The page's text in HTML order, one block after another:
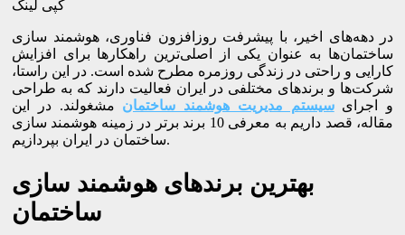
کپی لینک
در دهه‌های اخیر، با پیشرفت روزافزون فناوری، هوشمند سازی
ساختمان‌ها به عنوان یکی از اصلی‌ترین راهکارها برای افزایش
کارایی و راحتی در زندگی روزمره مطرح شده است. در این راستا،
شرکت‌ها و برندهای مختلفی در ایران فعالیت دارند که به طراحی
و اجرایسیستم‌ مدیریت هوشمند ساختمان مشغولند. در این
مقاله، قصد داریم به معرفی 10 برند برتر در زمینه هوشمند سازی
ساختمان در ایران بپردازیم.
بهترین برندهای هوشمند سازی
ساختمان